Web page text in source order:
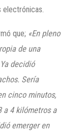
electrónicas.
que; «En pleno
de una
decidió
Sería
cinco minutos,
a 4 kilómetros a
emerger en